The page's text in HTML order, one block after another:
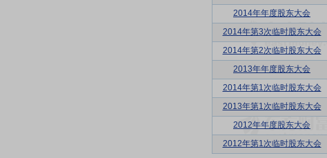
2014年年度股东大会
2014年第3次临时股东大会
2014年第2次临时股东大会
2013年年度股东大会
2014年第1次临时股东大会
2013年第1次临时股东大会
2012年年度股东大会
2012年第1次临时股东大会